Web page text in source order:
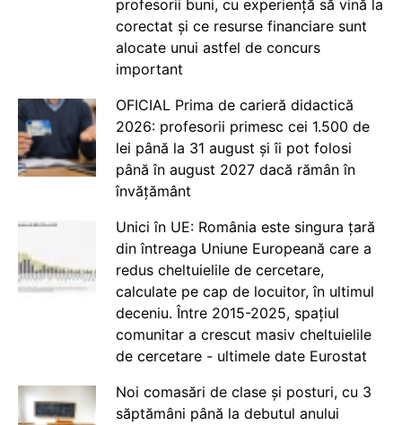
profesorii buni, cu experiență să vină la
corectat și ce resurse financiare sunt
alocate unui astfel de concurs
important
OFICIAL Prima de carieră didactică
2026: profesorii primesc cei 1.500 de
lei până la 31 august și îi pot folosi
până în august 2027 dacă rămân în
învățământ
Unici în UE: România este singura țară
din întreaga Uniune Europeană care a
redus cheltuielile de cercetare,
calculate pe cap de locuitor, în ultimul
deceniu. Între 2015-2025, spațiul
comunitar a crescut masiv cheltuielile
de cercetare - ultimele date Eurostat
Noi comasări de clase și posturi, cu 3
săptămâni până la debutul anului